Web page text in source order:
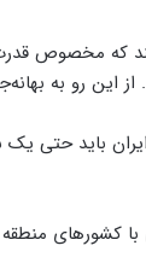
که مخصوص
این رو به
باید حتی یک
کشورهای